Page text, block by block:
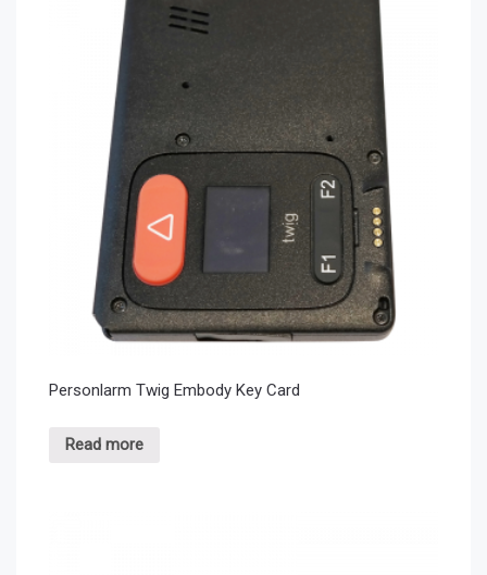
Personlarm Twig Embody Key Card
Read more